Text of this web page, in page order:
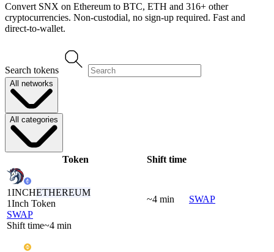
Convert SNX on Ethereum to BTC, ETH and 316+ other
cryptocurrencies. Non-custodial, no sign-up required. Fast and
direct-to-wallet.
Search tokens
All networks
All categories
Token Shift time
1INCHETHEREUM
1Inch Token
SWAP
Shift time~4 min
~4 min SWAP